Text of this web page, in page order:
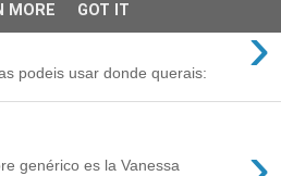
por su
›
podeis usar donde querais:
genérico es la Vanessa
MORE GOT IT